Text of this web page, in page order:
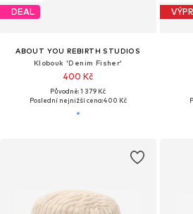
DEAL
ABOUT YOU REBIRTH STUDIOS
Klobouk 'Denim Fisher'
400 Kč
Původně: 1 379 Kč
Poslední nejnižší cena:400 Kč